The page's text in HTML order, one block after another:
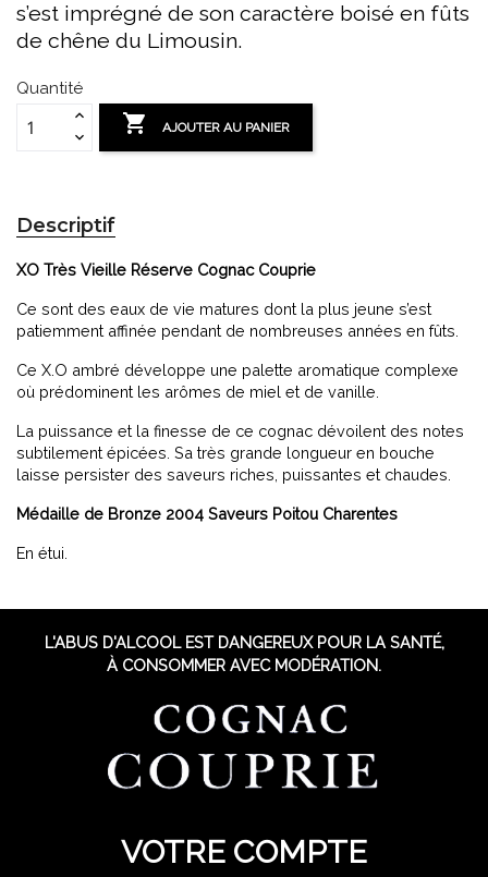
s’est imprégné de son caractère boisé en fûts
de chêne du Limousin.
Quantité
 AJOUTER AU PANIER
Descriptif
XO Très Vieille Réserve Cognac Couprie
Ce sont des eaux de vie matures dont la plus jeune s’est
patiemment affinée pendant de nombreuses années en fûts.
Ce X.O ambré développe une palette aromatique complexe
où prédominent les arômes de miel et de vanille.
La puissance et la finesse de ce cognac dévoilent des notes
subtilement épicées. Sa très grande longueur en bouche
laisse persister des saveurs riches, puissantes et chaudes.
Médaille de Bronze 2004 Saveurs Poitou Charentes
En étui.
L'ABUS D'ALCOOL EST DANGEREUX POUR LA SANTÉ,
À CONSOMMER AVEC MODÉRATION.
VOTRE COMPTE